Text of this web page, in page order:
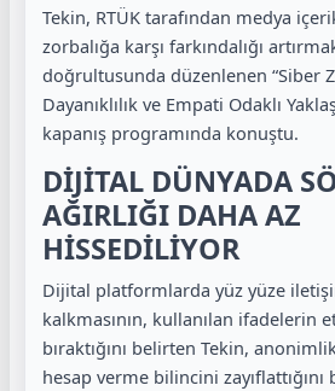
Tekin, RTÜK tarafından medya
zorbalığa karşı farkındalığı
doğrultusunda düzenlenen “Siber
Dayanıklılık ve Empati Odaklı
kapanış programında konuştu.
DİJİTAL DÜNYADA
AĞIRLIĞI DAHA AZ
HİSSEDİLİYOR
Dijital platformlarda yüz yüze
kalkmasının, kullanılan ifadelerin
bıraktığını belirten Tekin,
hesap verme bilincini zayıflattığını